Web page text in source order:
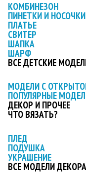
КОМБИНЕЗОН
ПИНЕТКИ И НОСОЧКИ
ПЛАТЬЕ
СВИТЕР
ШАПКА
ШАРФ
ВСЕ ДЕТСКИЕ
МОДЕЛИ С
ПОПУЛЯРНЫЕ
ДЕКОР И ПРОЧЕЕ
ЧТО ВЯЗАТЬ?
ПЛЕД
ПОДУШКА
УКРАШЕНИЕ
ВСЕ МОДЕЛИ ДЕКОРА